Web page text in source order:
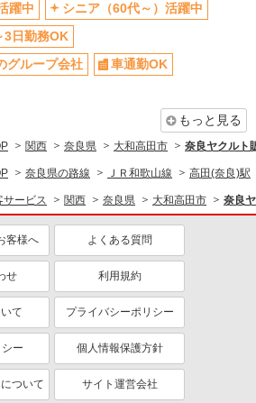
週2～3日勤務OK
ープ会
車通勤OK
交通費支給
躍中
シニア（60代～）活躍中
3日勤務OK
グループ会社
車通勤OK
もっと見る
関西 奈良県 大和高田市 奈良ヤクルト
奈良県の路線 ＪＲ和歌山線 高田(奈良)駅
サービス 関西 奈良県 大和高田市 奈良
客様へ よくある質問
せ 利用規約
て プライバシーポリシー
ー 個人情報保護方針
ついて サイト運営会社